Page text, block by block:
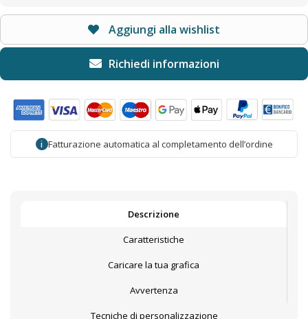
Aggiungi alla wishlist
i Fatturazione automatica al completamento dell’ordine
Descrizione
Caratteristiche
Caricare la tua grafica
Avvertenza
Tecniche di personalizzazione